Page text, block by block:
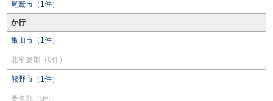
尾鷲市（1件）
か行
亀山市（1件）
北牟婁郡（0件）
熊野市（1件）
桑名郡（0件）